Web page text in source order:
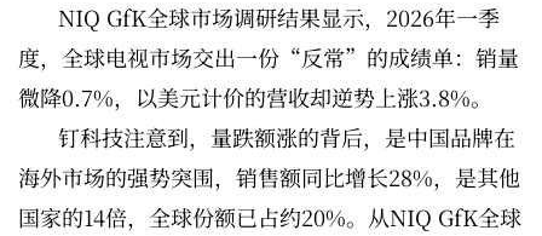
NIQ GfK全球市场调研结果显示，2026年一季
度，全球电视市场交出一份“反常”的成绩单：销量
微降0.7%，以美元计价的营收却逆势上涨3.8%。
钉科技注意到，量跌额涨的背后，是中国品牌在
海外市场的强势突围，销售额同比增长28%，是其他
国家的14倍，全球份额已占约20%。从NIQ GfK全球